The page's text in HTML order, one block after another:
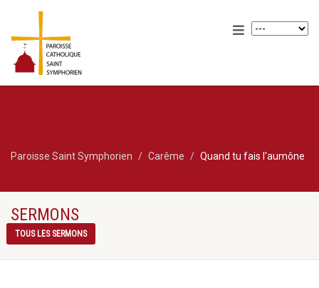
Paroisse Saint Symphorien Carême Quand tu fais l'aumône
SERMONS
TOUS LES SERMONS